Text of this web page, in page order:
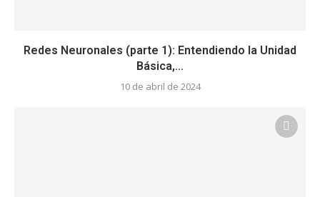
Redes Neuronales (parte 1): Entendiendo la Unidad
Básica,...
10 de abril de 2024